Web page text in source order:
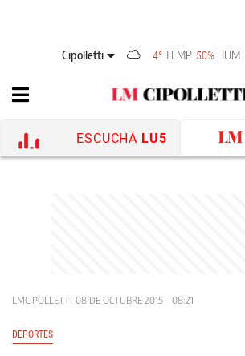
Cipolletti 4° TEMP 50% HUM
ESCUCHÁ LU5
LMCIPOLLETTI 08 DE OCTUBRE 2015 - 08:21
DEPORTES